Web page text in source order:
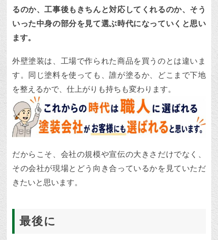
るのか、工事後もきちんと対応してくれるのか、そう
いった中身の部分を見て選ぶ時代になっていくと思い
ます。
外壁塗装は、工場で作られた商品を買うのとは違いま
す。同じ塗料を使っても、誰が塗るか、どこまで下地
を整えるかで、仕上がりも持ちも変わります。
だからこそ、会社の規模や宣伝の大きさだけでなく、
その会社が現場とどう向き合っているかを見ていただ
きたいと思います。
最後に